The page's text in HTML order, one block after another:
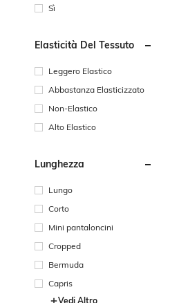
Sì
Elasticità Del Tessuto
Leggero Elastico
Abbastanza Elasticizzato
Non-Elastico
Alto Elastico
Lunghezza
Lungo
Corto
Mini pantaloncini
Cropped
Bermuda
Capris
Vedi Altro